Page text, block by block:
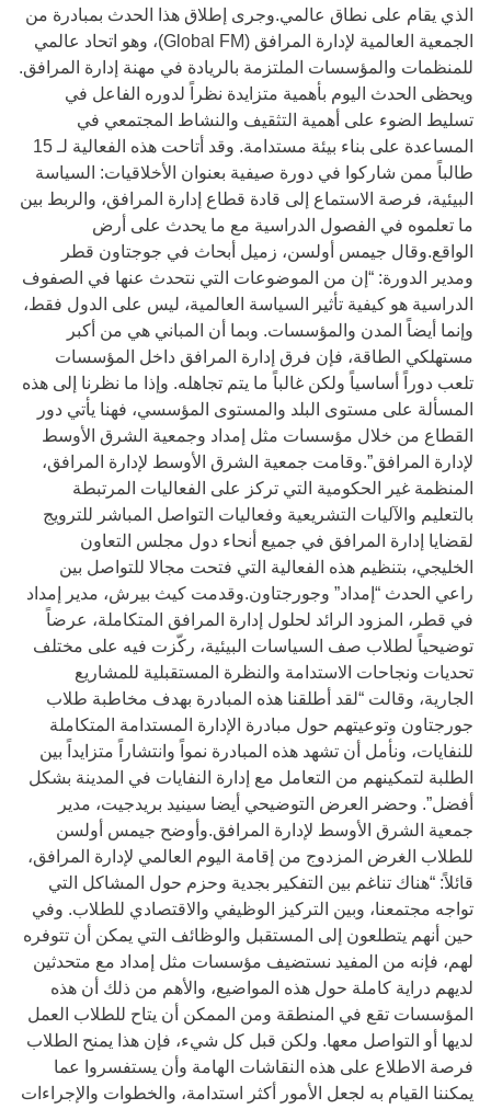
الذي يقام على نطاق عالمي.وجرى إطلاق هذا الحدث بمبادرة من
الجمعية العالمية لإدارة المرافق (Global FM)، وهو اتحاد عالمي
للمنظمات والمؤسسات الملتزمة بالريادة في مهنة إدارة المرافق.
ويحظى الحدث اليوم بأهمية متزايدة نظراً لدوره الفاعل في
تسليط الضوء على أهمية التثقيف والنشاط المجتمعي في
المساعدة على بناء بيئة مستدامة. وقد أتاحت هذه الفعالية لـ 15
طالباً ممن شاركوا في دورة صيفية بعنوان الأخلاقيات: السياسة
البيئية، فرصة الاستماع إلى قادة قطاع إدارة المرافق، والربط بين
ما تعلموه في الفصول الدراسية مع ما يحدث على أرض
الواقع.وقال جيمس أولسن، زميل أبحاث في جوجتاون قطر
ومدير الدورة: “إن من الموضوعات التي نتحدث عنها في الصفوف
الدراسية هو كيفية تأثير السياسة العالمية، ليس على الدول فقط،
وإنما أيضاً المدن والمؤسسات. وبما أن المباني هي من أكبر
مستهلكي الطاقة، فإن فرق إدارة المرافق داخل المؤسسات
تلعب دوراً أساسياً ولكن غالباً ما يتم تجاهله. وإذا ما نظرنا إلى هذه
المسألة على مستوى البلد والمستوى المؤسسي، فهنا يأتي دور
القطاع من خلال مؤسسات مثل إمداد وجمعية الشرق الأوسط
لإدارة المرافق”.وقامت جمعية الشرق الأوسط لإدارة المرافق،
المنظمة غير الحكومية التي تركز على الفعاليات المرتبطة
بالتعليم والآليات التشريعية وفعاليات التواصل المباشر للترويج
لقضايا إدارة المرافق في جميع أنحاء دول مجلس التعاون
الخليجي، بتنظيم هذه الفعالية التي فتحت مجالا للتواصل بين
راعي الحدث “إمداد” وجورجتاون.وقدمت كيث بيرش، مدير إمداد
في قطر، المزود الرائد لحلول إدارة المرافق المتكاملة، عرضاً
توضيحياً لطلاب صف السياسات البيئية، ركّزت فيه على مختلف
تحديات ونجاحات الاستدامة والنظرة المستقبلية للمشاريع
الجارية، وقالت “لقد أطلقنا هذه المبادرة بهدف مخاطبة طلاب
جورجتاون وتوعيتهم حول مبادرة الإدارة المستدامة المتكاملة
للنفايات، ونأمل أن تشهد هذه المبادرة نمواً وانتشاراً متزايداً بين
الطلبة لتمكينهم من التعامل مع إدارة النفايات في المدينة بشكل
أفضل”. وحضر العرض التوضيحي أيضا سينيد بريدجيت، مدير
جمعية الشرق الأوسط لإدارة المرافق.وأوضح جيمس أولسن
للطلاب الغرض المزدوج من إقامة اليوم العالمي لإدارة المرافق،
قائلاً: “هناك تناغم بين التفكير بجدية وحزم حول المشاكل التي
تواجه مجتمعنا، وبين التركيز الوظيفي والاقتصادي للطلاب. وفي
حين أنهم يتطلعون إلى المستقبل والوظائف التي يمكن أن تتوفره
لهم، فإنه من المفيد نستضيف مؤسسات مثل إمداد مع متحدثين
لديهم دراية كاملة حول هذه المواضيع، والأهم من ذلك أن هذه
المؤسسات تقع في المنطقة ومن الممكن أن يتاح للطلاب العمل
لديها أو التواصل معها. ولكن قبل كل شيء، فإن هذا يمنح الطلاب
فرصة الاطلاع على هذه النقاشات الهامة وأن يستفسروا عما
يمكننا القيام به لجعل الأمور أكثر استدامة، والخطوات والإجراءات